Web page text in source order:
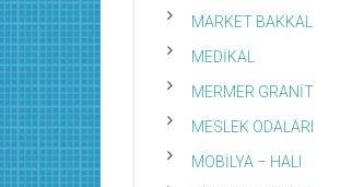
MARKET BAKKAL
MEDİKAL
MERMER GRANİT
MESLEK ODALARI
MOBİLYA – HALI